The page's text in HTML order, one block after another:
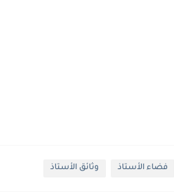
فضاء الأستاذ وثائق الأستاذ